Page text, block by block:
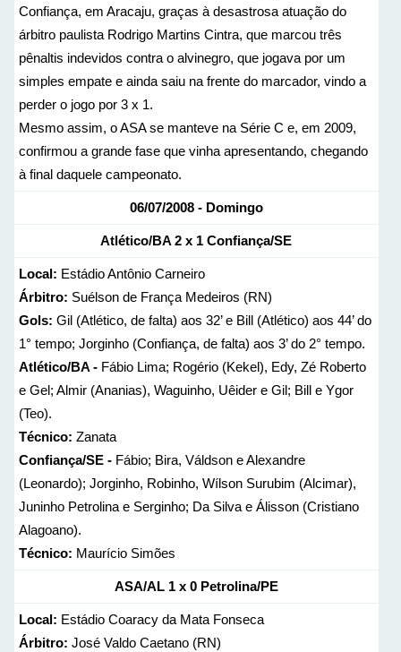
Confiança, em Aracaju, graças à desastrosa atuação do
árbitro paulista Rodrigo Martins Cintra, que marcou três
pênaltis indevidos contra o alvinegro, que jogava por um
simples empate e ainda saiu na frente do marcador, vindo a
perder o jogo por 3 x 1.
Mesmo assim, o ASA se manteve na Série C e, em 2009,
confirmou a grande fase que vinha apresentando, chegando
à final daquele campeonato.
06/07/2008 - Domingo
Atlético/BA 2 x 1 Confiança/SE
Local: Estádio Antônio Carneiro
Árbitro: Suélson de França Medeiros (RN)
Gols: Gil (Atlético, de falta) aos 32’ e Bill (Atlético) aos 44’ do
1° tempo; Jorginho (Confiança, de falta) aos 3’ do 2° tempo.
Atlético/BA -Fábio Lima; Rogério (Kekel), Edy, Zé Roberto
e Gel; Almir (Ananias), Waguinho, Uêider e Gil; Bill e Ygor
(Teo).
Técnico: Zanata
Confiança/SE -Fábio; Bira, Váldson e Alexandre
(Leonardo); Jorginho, Robinho, Wílson Surubim (Alcimar),
Juninho Petrolina e Serginho; Da Silva e Álisson (Cristiano
Alagoano).
Técnico: Maurício Simões
ASA/AL 1 x 0 Petrolina/PE
Local: Estádio Coaracy da Mata Fonseca
Árbitro: José Valdo Caetano (RN)